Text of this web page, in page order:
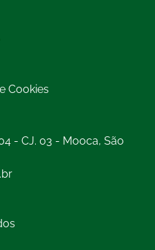
Cookies
- CJ. 03 - Mooca, São